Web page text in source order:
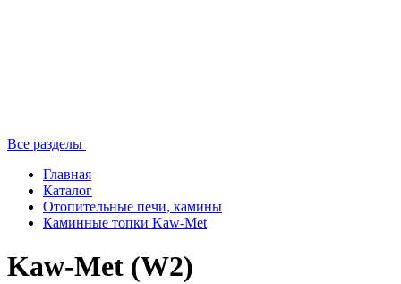
Все разделы
Главная
Каталог
Отопительные печи, камины
Каминные топки Kaw-Met
Kaw-Met (W2)